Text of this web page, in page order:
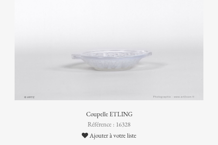
Coupelle ETLING
Référence : 16328
Ajouter à votre liste